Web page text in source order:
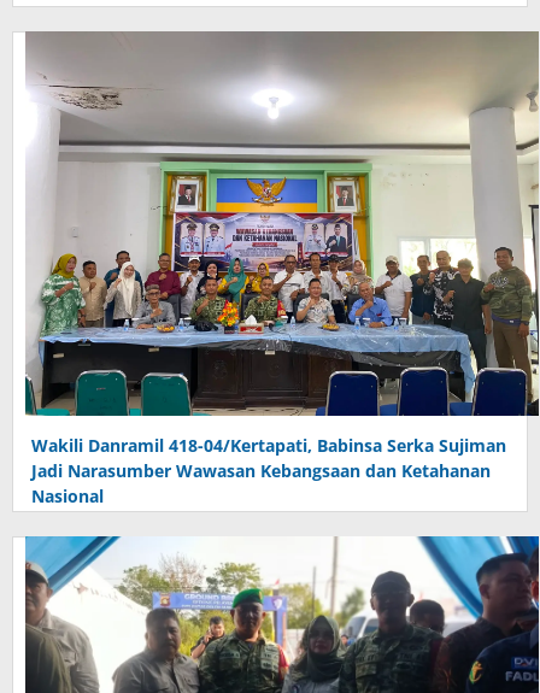
Wakili Danramil 418-04/Kertapati, Babinsa Serka Sujiman
Jadi Narasumber Wawasan Kebangsaan dan Ketahanan
Nasional